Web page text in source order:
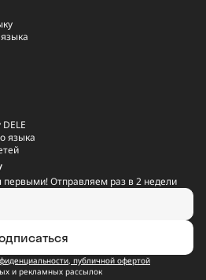
языка
Отправляем раз в 2 недели
, публичной офертой
и рекламных рассылок